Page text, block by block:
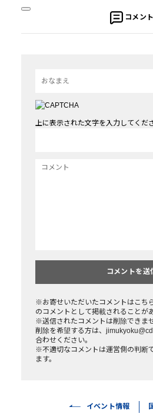
コメント
上に表示された文字を入力してくだ
※お寄せいただいたコメントはこち
のコメントとして掲載されることが
※送信されたコメントは削除できませ
削除を希望する方は、
合わせください。
※不適切なコメントは運営側の判断
ます。
イベント情報